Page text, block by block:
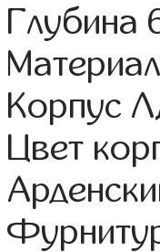
Глубина
Корпус
Цвет